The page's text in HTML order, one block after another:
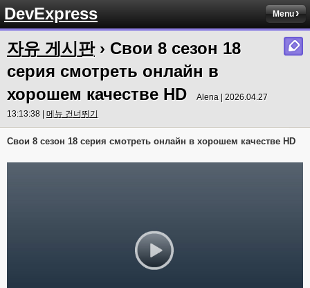
DevExpress Menu
자유 게시판› Свои 8 сезон 18
серия смотреть онлайн в
хорошем качестве HD
Alena | 2026.04.27
13:13:38 | 메뉴 건너뛰기
Свои 8 сезон 18 серия смотреть онлайн в хорошем качестве HD